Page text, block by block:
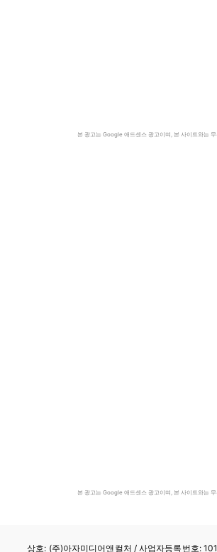
본 광고는 Google 애드센스 광고이며, 본 사이트와는 무
본 광고는 Google 애드센스 광고이며, 본 사이트와는 무
상호: (주)아자미디어앤컬처 /사업자등록번호: